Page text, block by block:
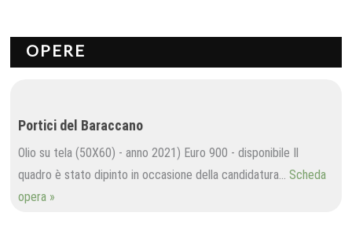
OPERE
Portici del Baraccano
Olio su tela (50X60) - anno 2021) Euro 900 - disponibile Il
quadro è stato dipinto in occasione della candidatura…Scheda
opera »